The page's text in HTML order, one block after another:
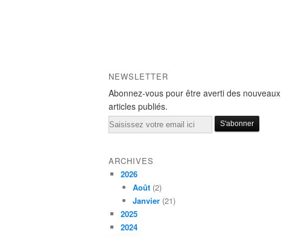
NEWSLETTER
Abonnez-vous pour être averti des nouveaux
articles publiés.
Email
ARCHIVES
2026
Août (2)
Janvier (21)
2025
2024